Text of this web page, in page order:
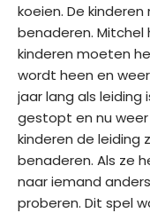
koeien. De
benaderen.
kinderen moeten
wordt heen en
jaar lang als leiding
gestopt en nu weer
kinderen de leiding
benaderen. Als ze
naar iemand
proberen. Dit spel